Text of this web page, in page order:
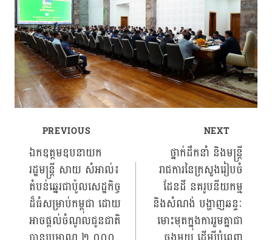
Post
navigation
PREVIOUS
ឯកឧត្តមឧបនាយក
រដ្ឋមន្ដ្រី សាយ សំអាល់៖
តំបន់ឆ្នេរជាប៉ូលសេដ្ឋកិច្ច
ដ៏ធំសម្រាប់កម្ពុជា ដោយ
អាចផ្ដល់ចំណូលជូនជាតិ
NEXT
ថ្នាក់ដឹកនាំ និងមន្ត្រី
រាជការនៃក្រសួងរៀបចំ
ដែនដី នគរូបនីយកម្ម
និងសំណង់ បង្ហាញឆន្ទៈ
មោះមុតក្នុងការរួមគ្នាជា